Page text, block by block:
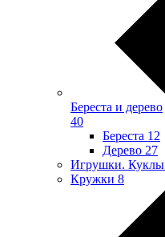
Береста и дерево
40
Береста 12
Дерево 27
Игрушки.
Кружки 8